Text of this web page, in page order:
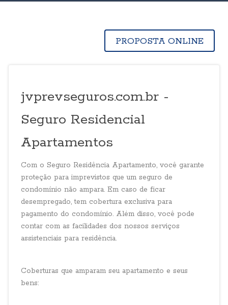
PROPOSTA ONLINE
jvprevseguros.com.br -
Seguro Residencial
Apartamentos
Com o Seguro Residência Apartamento, você garante
proteção para imprevistos que um seguro de
condomínio não ampara. Em caso de ficar
desempregado, tem cobertura exclusiva para
pagamento do condomínio. Além disso, você pode
contar com as facilidades dos nossos serviços
assistenciais para residência.
Coberturas que amparam seu apartamento e seus
bens: